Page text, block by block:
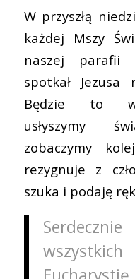
W przyszłą
każdej Mszy
naszej parafii
spotkał
Będzie to
usłyszymy
zobaczymy
rezygnuje z
szuka i podaję